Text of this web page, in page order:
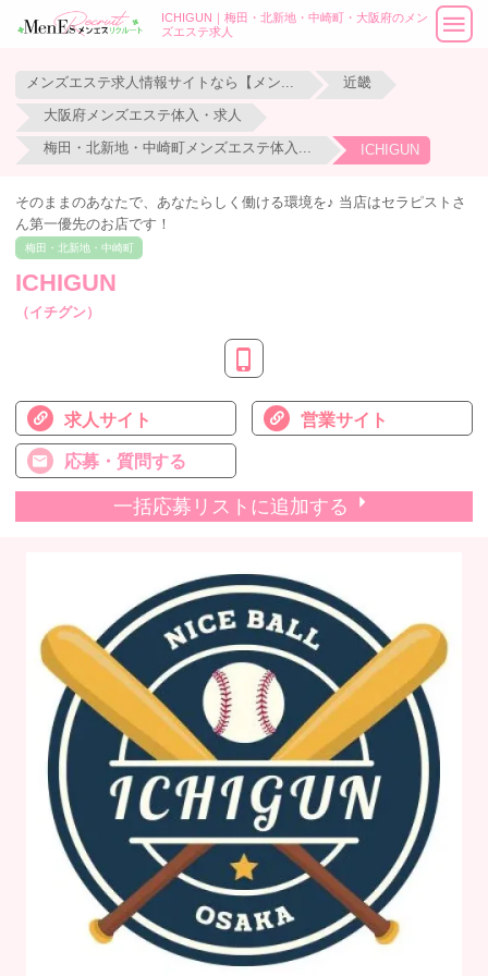
ICHIGUN｜梅田・北新地・中崎町・大阪府のメン
ズエステ求人
近畿
大阪府メンズエステ体入・求人
ICHIGUN
そのままのあなたで、あなたらしく働ける環境を♪ 当店はセラピストさ
ん第一優先のお店です！
梅田・北新地・中崎町
ICHIGUN
（イチグン）
求人サイト 営業サイト
応募・質問する
一括応募リストに追加する